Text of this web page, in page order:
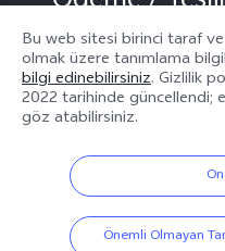
Bizin takip edin
Türkiye | Ülke/bölge
Bu web sitesi birinci taraf
olmak üzere tanımlama
bilgi edinebilirsiniz. Gizlilik
2022 tarihinde güncellendi;
göz atabilirsiniz.
Önemli Olmayan